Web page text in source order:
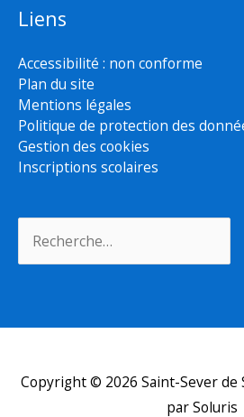
Liens
Accessibilité : non conforme
Plan du site
Mentions légales
Politique de protection des
Gestion des cookies
Inscriptions scolaires
Copyright © 2026 Saint-Sever de
par Soluris